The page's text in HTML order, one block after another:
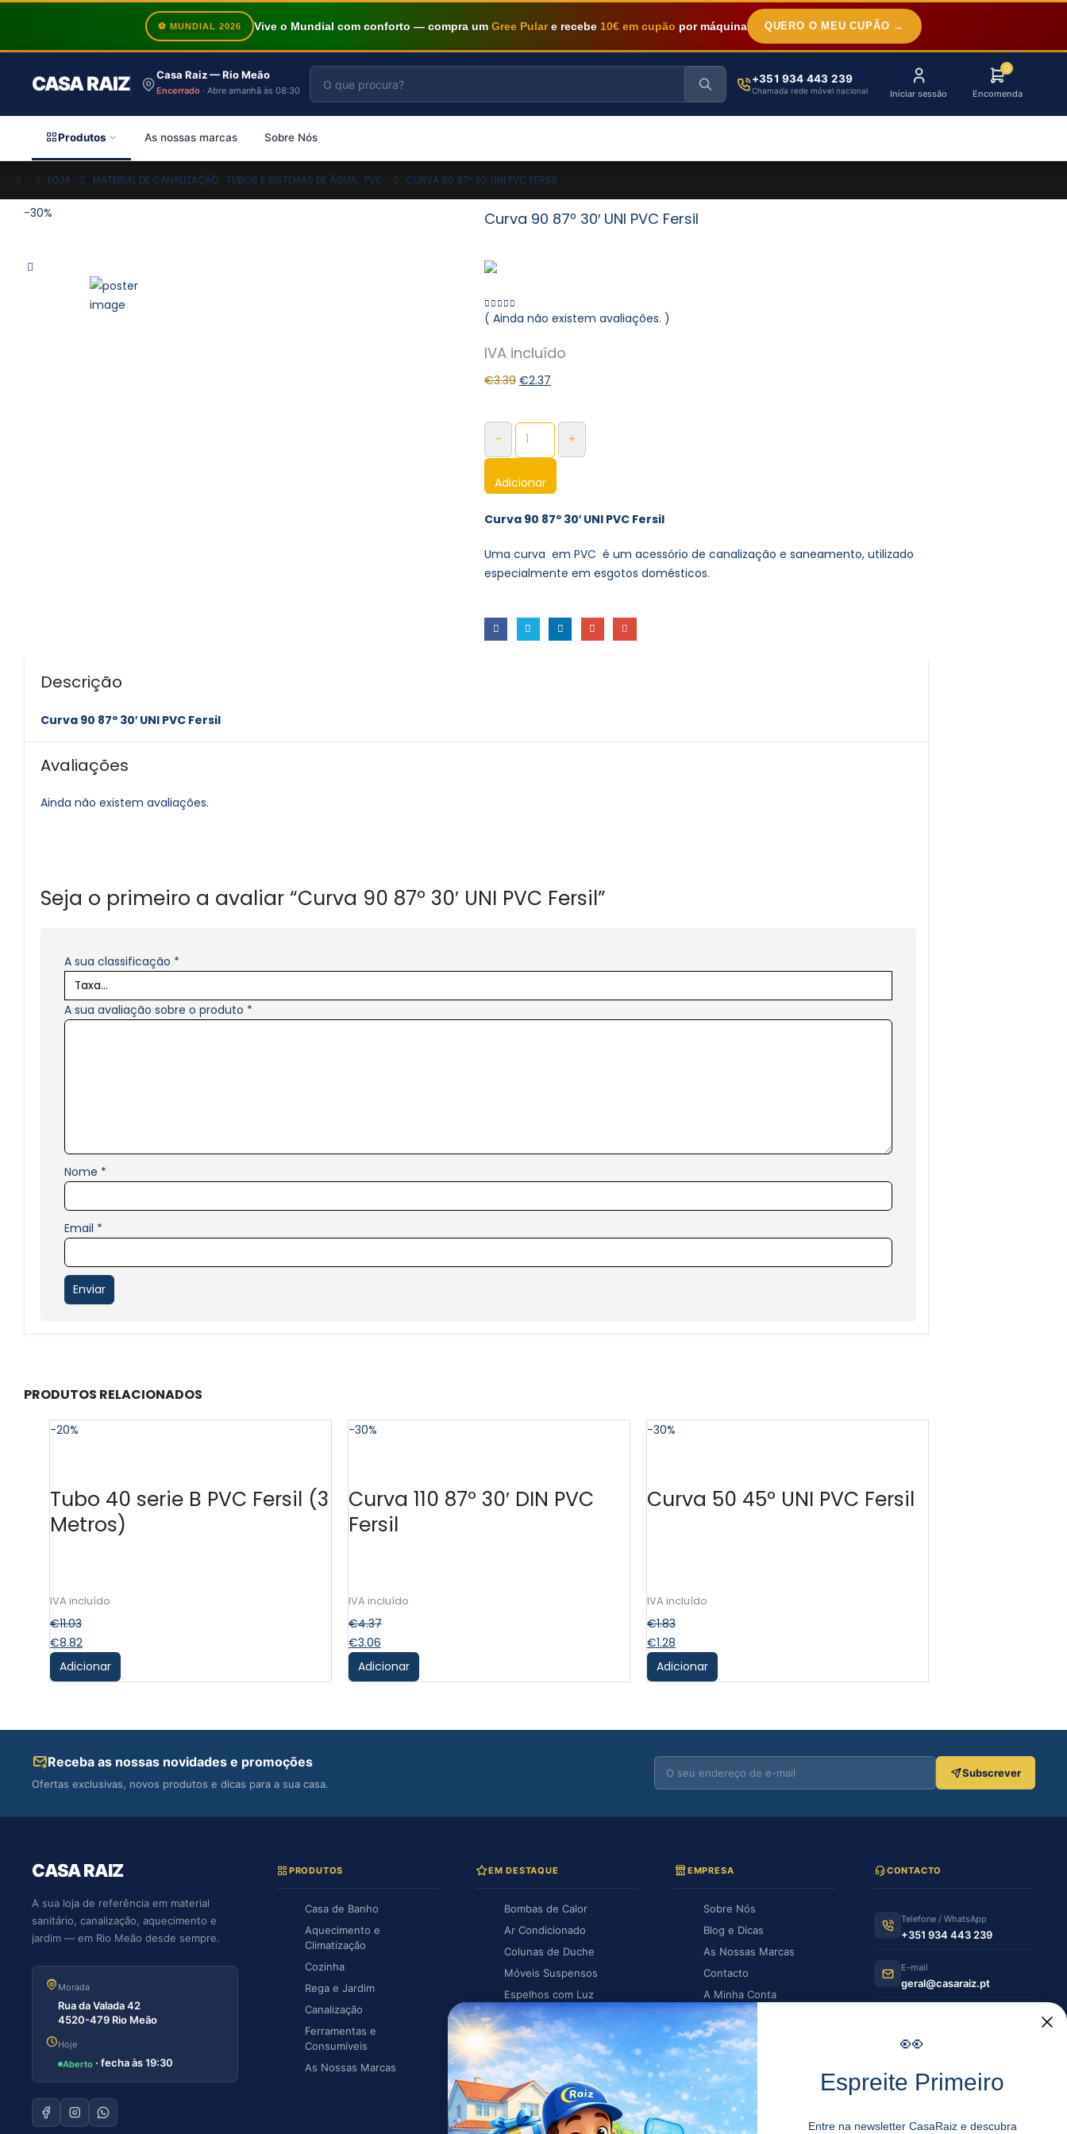
⚽ MUNDIAL 2026 Vive o Mundial com conforto — compra um Gree Pulare recebe 10€ em cupão por máquina QUERO O MEU CUPÃO →
CASA RAIZ Casa Raiz — Rio Meão
Encerrado · Abre amanhã às 08:30
+351 934 443 239
Chamada rede móvel nacional Iniciar sessão
0
Encomenda
Produtos As nossas marcas Sobre Nós
LOJA MATERIAL DE CANALIZAÇÃO, TUBOS E SISTEMAS DE ÁGUA, PVC CURVA 90 87º 30′ UNI PVC FERSIL
-30% Curva 90 87º 30′ UNI PVC Fersil
0 out of 5
( Ainda não existem avaliações. )
€3.39 €2.37
- +
Adicionar
Curva 90 87º 30′ UNI PVC Fersil
Uma curva em PVC é um acessório de canalização e saneamento, utilizado
especialmente em esgotos domésticos.
Descrição
Curva 90 87º 30′ UNI PVC Fersil
Avaliações
Ainda não existem avaliações.
Seja o primeiro a avaliar “Curva 90 87º 30′ UNI PVC Fersil”
A sua classificação *
A sua avaliação sobre o produto *
Nome *
Email *
PRODUTOS RELACIONADOS
-20%
Tubo 40 serie B PVC Fersil (3
Metros)
€11.03
€8.82
Adicionar
-30%
Curva 110 87º 30′ DIN PVC
Fersil
€4.37
€3.06
Adicionar
-30%
Curva 50 45º UNI PVC Fersil
€1.83
€1.28
Adicionar
Receba as nossas novidades e promoções
Ofertas exclusivas, novos produtos e dicas para a sua casa.
Subscrever
CASA RAIZ
A sua loja de referência em material
sanitário, canalização, aquecimento e
jardim — em Rio Meão desde sempre.
Morada
Rua da Valada 42
4520-479 Rio Meão
Hoje
Aberto · fecha às 19:30
PRODUTOS
Casa de Banho
Aquecimento e
Climatização
Cozinha
Rega e Jardim
Canalização
Ferramentas e
Consumíveis
As Nossas Marcas
EM DESTAQUE
Bombas de Calor
Ar Condicionado
Colunas de Duche
Móveis Suspensos
Espelhos com Luz
Piscina
Caldeiras
EMPRESA
Sobre Nós
Blog e Dicas
As Nossas Marcas
Contacto
A Minha Conta
As Minhas Encomendas
CONTACTO
Telefone / WhatsApp
+351 934 443 239
E-mail
geral@casaraiz.pt
HORÁRIO DE FUNCIONAMENTO
Sexta
14:00–19:30
👀
Espreite Primeiro
Entre na newsletter CasaRaiz e descubra